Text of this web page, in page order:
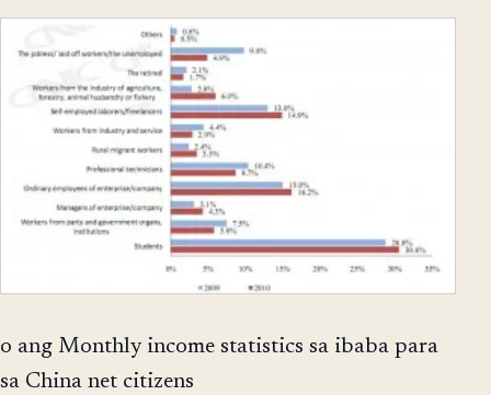
o ang Monthly income statistics sa ibaba para
sa China net citizens